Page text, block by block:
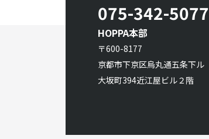
075-342-5077
HOPPA本部
〒600-8177
京都市下京区烏丸通五条下ル
大坂町394近江屋ビル２階